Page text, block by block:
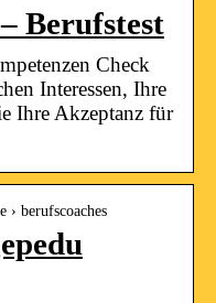
Berufstest
Check
Interessen, Ihre
Ihre Akzeptanz für
› berufscoaches